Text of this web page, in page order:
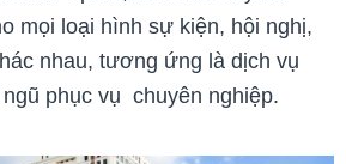
mọi loại hình sự kiện, hội nghị,
nhau, tương ứng là dịch vụ
phục vụ chuyên nghiệp.